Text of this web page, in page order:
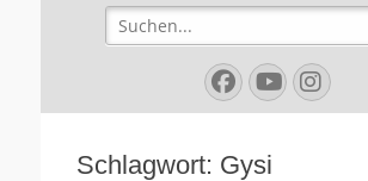
Suchen
nach:
Facebook
Schlagwort: Gysi